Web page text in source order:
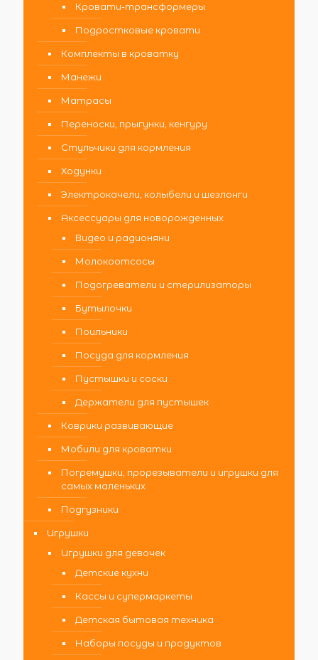
Кровати-трансформеры
Подростковые кровати
Комплекты в кроватку
Манежи
Матрасы
Переноски, прыгунки, кенгуру
Стульчики для кормления
Ходунки
Электрокачели, колыбели и шезлонги
Аксессуары для новорожденных
Видео и радионяни
Молокоотсосы
Подогреватели и стерилизаторы
Бутылочки
Поильники
Посуда для кормления
Пустышки и соски
Держатели для пустышек
Коврики развивающие
Мобили для кроватки
Погремушки, прорезыватели и игрушки для
самых маленьких
Подгузники
Игрушки
Игрушки для девочек
Детские кухни
Кассы и супермаркеты
Детская бытовая техника
Наборы посуды и продуктов